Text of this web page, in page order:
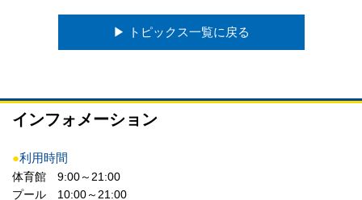
▶︎ トピックス一覧に戻る
インフォメーション
●利用時間
体育館 9:00～21:00
プール 10:00～21:00